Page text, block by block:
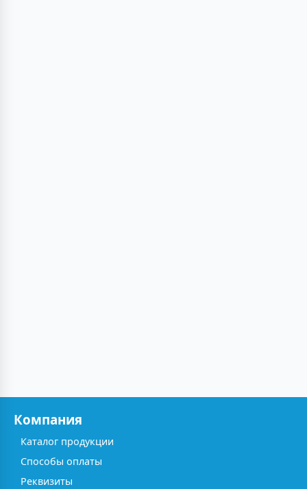
Компания
Каталог продукции
Способы оплаты
Реквизиты